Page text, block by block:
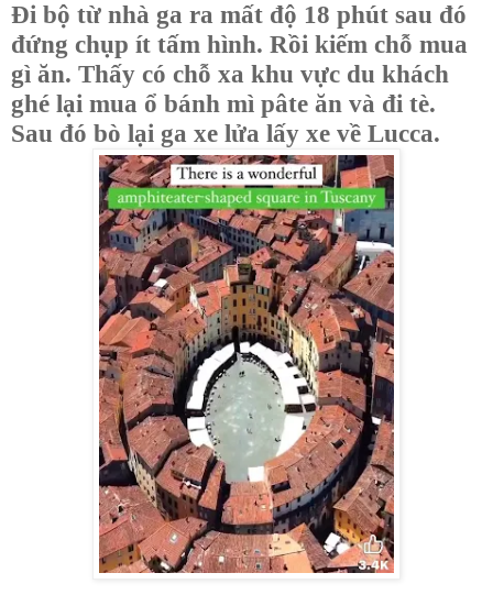
Đi bộ từ nhà ga ra mất độ 18 phút sau đó
đứng chụp ít tấm hình. Rồi kiếm chỗ mua
gì ăn. Thấy có chỗ xa khu vực du khách
ghé lại mua ổ bánh mì pâte ăn và đi tè.
Sau đó bò lại ga xe lửa lấy xe về Lucca.